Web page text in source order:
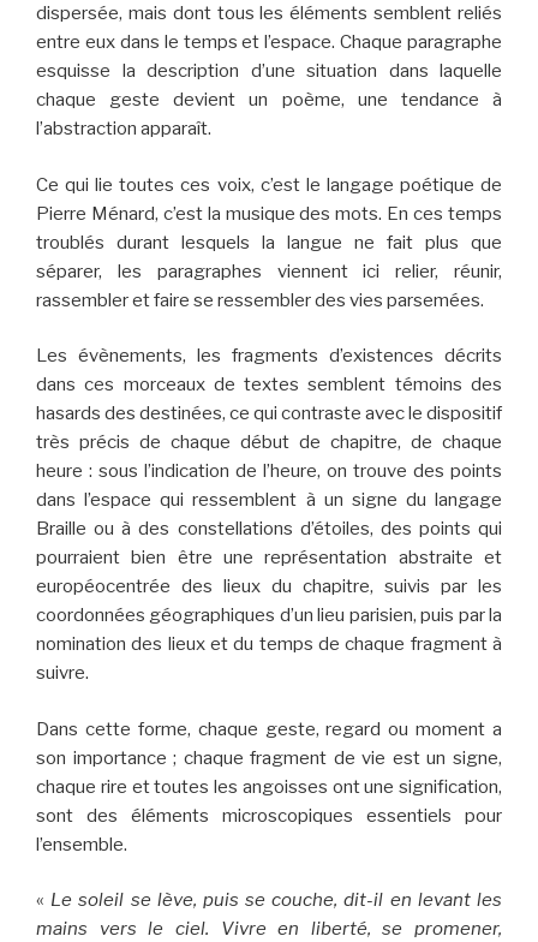
dispersée, mais dont tous les éléments semblent reliés
entre eux dans le temps et l’espace. Chaque paragraphe
esquisse la description d’une situation dans laquelle
chaque geste devient un poème, une tendance à
l’abstraction apparaît.
Ce qui lie toutes ces voix, c’est le langage poétique de
Pierre Ménard, c’est la musique des mots. En ces temps
troublés durant lesquels la langue ne fait plus que
séparer, les paragraphes viennent ici relier, réunir,
rassembler et faire se ressembler des vies parsemées.
Les évènements, les fragments d’existences décrits
dans ces morceaux de textes semblent témoins des
hasards des destinées, ce qui contraste avec le dispositif
très précis de chaque début de chapitre, de chaque
heure : sous l’indication de l’heure, on trouve des points
dans l’espace qui ressemblent à un signe du langage
Braille ou à des constellations d’étoiles, des points qui
pourraient bien être une représentation abstraite et
européocentrée des lieux du chapitre, suivis par les
coordonnées géographiques d’un lieu parisien, puis par la
nomination des lieux et du temps de chaque fragment à
suivre.
Dans cette forme, chaque geste, regard ou moment a
son importance ; chaque fragment de vie est un signe,
chaque rire et toutes les angoisses ont une signification,
sont des éléments microscopiques essentiels pour
l’ensemble.
« Le soleil se lève, puis se couche, dit-il en levant les
mains vers le ciel. Vivre en liberté, se promener,